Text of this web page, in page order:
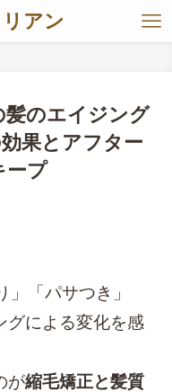
アン
髪のエイジング
果とアフター
ープ
「パサつき」
グによる変化を感
が縮毛矯正と髪質